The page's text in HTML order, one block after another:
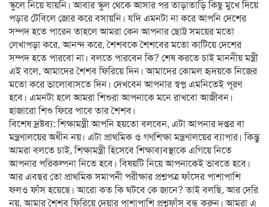
স্কুলে নিয়ে যায়নি। আবার স্কুল থেকে আসার পর তাড়াতাড়ি কিছু মুখে দিয়ে
পড়ার টেবিলে জোর করে বসায়নি। যদি এমনটা না করে আপনি দেশের
সম্পদ হতে পারেন তাহলে আমরা কেন আপনার ছোট্ট সময়ের মতো
লেখাপড়া করে, আনন্দ করে, শৈশবকে শৈশবের মতো কাটিয়ে দেশের
সম্পদ হতে পারবো না। বলতে পারবেন কি? শেষ করতে চাই মাননীয় মন্ত্রী
এই বলে, আমাদের শৈশব ফিরিয়ে দিন। আমাদের কোমল হৃদয়কে নিজের
মতো করে ভালোবাসতে দিন। দেখবেন আপনার স্বপ্ন এমনিতেই পূরণ
হবে। এমনটা হলে আমরা শিশুরা আপনাকে মনে রাখবো আজীবন।
হাজারো শিশু ফিরে পাবে তার শৈশব।
বিশেষ দ্রষ্টব্য: শিক্ষামন্ত্রী আপনি হয়তো বলবেন, এটা আপনার দপ্তর বা
মন্ত্রণালয়ের অধীন নয়। এটা প্রাথমিক ও গণশিক্ষা মন্ত্রণালয়ের ব্যাপার। কিন্তু
আমরা বলতে চাই, শিক্ষামন্ত্রী হিসেবে শিক্ষাব্যবস্থাকে এগিয়ে নিতে
আপনার পরিকল্পনা নিতে হবে। বিষয়টি নিয়ে আপনাকেই ভাবতে হবে।
আর এবছর তো প্রাথমিক সমাপনী পরীক্ষার প্রশ্নপত্র ফাঁসের পাশাপাশি
ফলও ফাঁস হয়েছে। আরো কত কি ঘটবে কে জানে? তাই বলছি, আর দেরি
নয়, আমার শৈশব ফিরিয়ে দেয়ার পাশাপাশি প্রশ্নফাঁস বন্ধ করুন। আমরা এ